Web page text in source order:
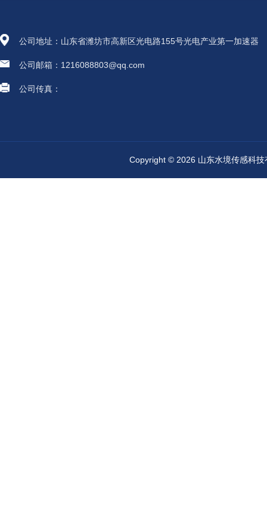
公司地址：山东省潍坊市高新区光电路155号光电产业第一加速器
公司邮箱：1216088803@qq.com
公司传真：
Copyright © 2026 山东水境传感科